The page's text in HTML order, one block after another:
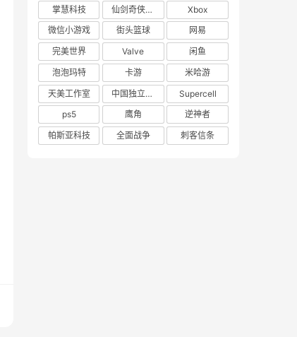
掌慧科技
仙剑奇侠传四
Xbox
微信小游戏
街头篮球
网易
完美世界
Valve
闲鱼
泡泡玛特
卡游
米哈游
天美工作室
中国独立游戏联盟
Supercell
ps5
鹰角
逆神者
帕斯亚科技
全面战争 刺客信条